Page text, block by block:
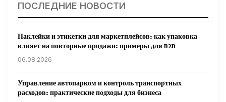
ПОСЛЕДНИЕ НОВОСТИ
Наклейки и этикетки для маркетплейсов: как упаковка
влияет на повторные продажи: примеры для B2B
06.08.2026
Управление автопарком и контроль транспортных
расходов: практические подходы для бизнеса